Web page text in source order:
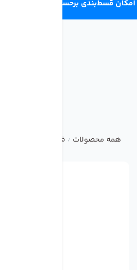
همه محصولات / فیلتر تصفیه کننده آب